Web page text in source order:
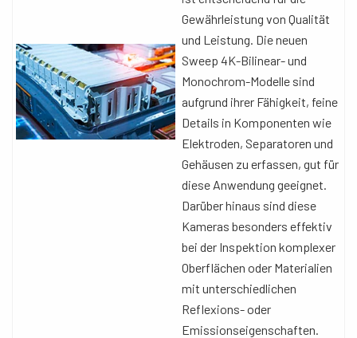
Gewährleistung von Qualität
und Leistung. Die neuen
Sweep 4K-Bilinear- und
Monochrom-Modelle sind
aufgrund ihrer Fähigkeit, feine
Details in Komponenten wie
Elektroden, Separatoren und
Gehäusen zu erfassen, gut für
diese Anwendung geeignet.
Darüber hinaus sind diese
Kameras besonders effektiv
bei der Inspektion komplexer
Oberflächen oder Materialien
mit unterschiedlichen
Reflexions- oder
Emissionseigenschaften.